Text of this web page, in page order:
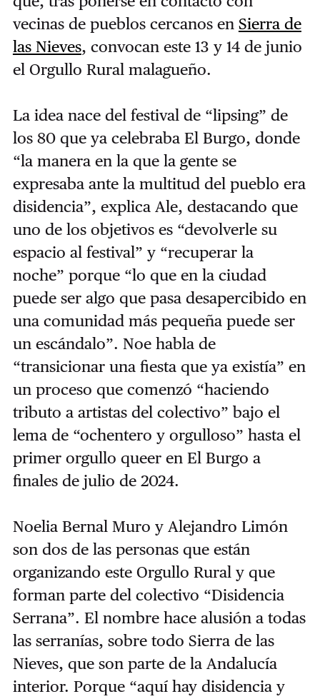
vecinas de pueblos cercanos en Sierra de
las Nieves, convocan este 13 y 14 de junio
el Orgullo Rural malagueño.
La idea nace del festival de “lipsing” de
los 80 que ya celebraba El Burgo, donde
“la manera en la que la gente se
expresaba ante la multitud del pueblo era
disidencia”, explica Ale, destacando que
uno de los objetivos es “devolverle su
espacio al festival” y “recuperar la
noche” porque “lo que en la ciudad
puede ser algo que pasa desapercibido en
una comunidad más pequeña puede ser
un escándalo”. Noe habla de
“transicionar una fiesta que ya existía” en
un proceso que comenzó “haciendo
tributo a artistas del colectivo” bajo el
lema de “ochentero y orgulloso” hasta el
primer orgullo queer en El Burgo a
finales de julio de 2024.
Noelia Bernal Muro y Alejandro Limón
son dos de las personas que están
organizando este Orgullo Rural y que
forman parte del colectivo “Disidencia
Serrana”. El nombre hace alusión a todas
las serranías, sobre todo Sierra de las
Nieves, que son parte de la Andalucía
interior. Porque “aquí hay disidencia y